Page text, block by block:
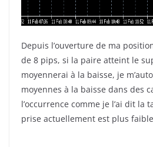
Depuis l’ouverture de ma
de 8 pips, si la paire atteint le
moyennerai à la baisse, je
moyennes à la baisse dans des
l’occurrence comme je l’ai dit la
prise actuellement est plus faible